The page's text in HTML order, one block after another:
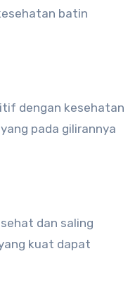
batin
dengan kesehatan
pada gilirannya
dan saling
kuat dapat